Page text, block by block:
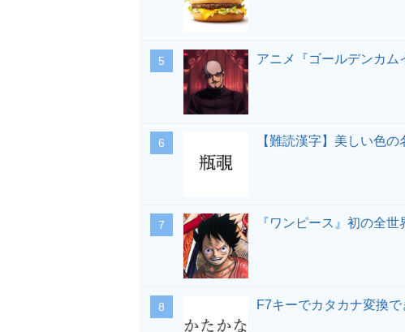
アニメ『ゴールデンカム
【難読漢字】美しい色の
『ワンピース』初の全
F7キーでカタカナ変換